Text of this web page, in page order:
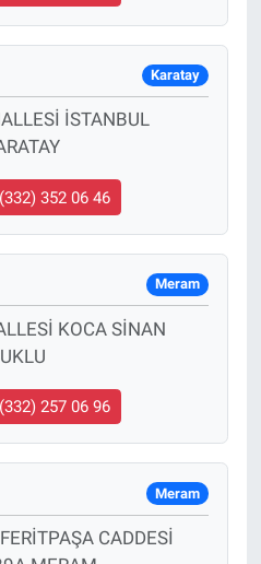
Karatay
İSTANBUL
352 06 46
Meram
KOCA SİNAN
257 06 96
Meram
CADDESİ